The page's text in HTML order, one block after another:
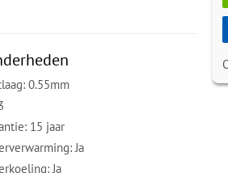
0.55mm
15 jaar
Ja
Ja